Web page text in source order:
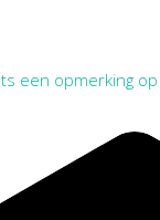
een opmerking